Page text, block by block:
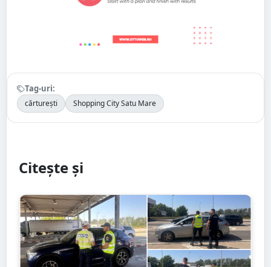
Tag-uri:
cărturești Shopping City Satu Mare
Citește și